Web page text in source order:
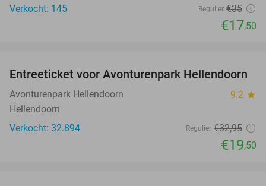
Verkocht: 145
Regulier €35
€17,50
41%
Entreeticket voor Avonturenpark Hellendoorn
Avonturenpark Hellendoorn 9.2 star
Hellendoorn
Verkocht: 32.894
Regulier €32,95
€19,50